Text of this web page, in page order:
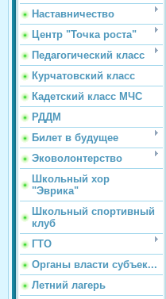
Наставничество
Центр "Точка роста"
Педагогический класс
Курчатовский класс
Кадетский класс МЧС
РДДМ
Билет в будущее
Эковолонтерство
Школьный хор
"Эврика"
Школьный спортивный
клуб
ГТО
Органы власти субъек...
Летний лагерь